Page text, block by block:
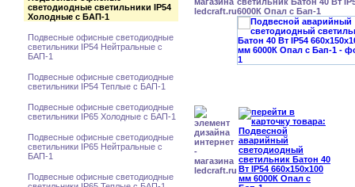
светодиодные светильники IP54
Холодные с БАП-1
Подвесные офисные светодиодные
светильники IP54 Нейтральные с
БАП-1
Подвесные офисные светодиодные
светильники IP54 Теплые с БАП-1
Подвесные офисные светодиодные
светильники IP65 Холодные с БАП-1
Подвесные офисные светодиодные
светильники IP65 Нейтральные с
БАП-1
Подвесные офисные светодиодные
6000К Опал с Бап-1